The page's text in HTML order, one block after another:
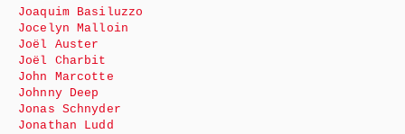
Joaquim Basiluzzo
Jocelyn Malloin
Joël Auster
Joël Charbit
John Marcotte
Johnny Deep
Jonas Schnyder
Jonathan Ludd